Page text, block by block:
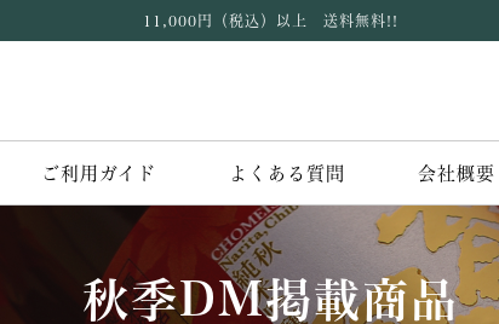
11,000円（税込）以上 送料無料!!
ご利用ガイド よくある質問 会社概要
秋季DM掲載商品